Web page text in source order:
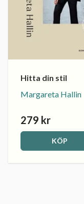
Hitta din stil
Margareta Hallin
279 kr
KÖP